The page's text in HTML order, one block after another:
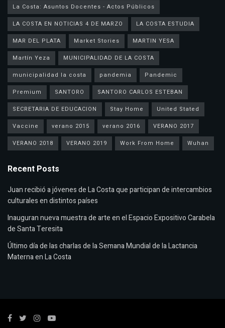
La Costa: Asuntos Docentes - Actos Públicos
LA COSTA EN NOTICIAS 4 DE MARZO
LA COSTA ESTUDIA
MAR DEL PLATA
Market Stories
MARTIN YESA
Martín Yeza
MUNICIPALIDAD DE LA COSTA
municipalidad la costa
pandemia
Pandemic
Premium
SANTORO
SANTORO CARLOS ESTEBAN
SECRETARIA DE EDUCACION
Stay Home
United Stated
Vaccine
verano 2015 verano 2016
VERANO 2017
VERANO 2018
VERANO 2019 Work From Home Wuhan
Recent Posts
Juan recibió a jóvenes de La Costa que participan de intercambios
culturales en distintos países
Inauguran nueva muestra de arte en el Espacio Expositivo Carabela
de Santa Teresita
Último día de las charlas de la Semana Mundial de la Lactancia
Materna en La Costa